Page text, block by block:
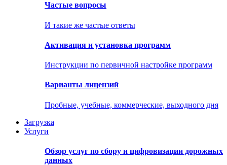
Частые вопросы
И такие же частые ответы
Активация и установка программ
Инструкции по первичной настройке программ
Варианты лицензий
Пробные, учебные, коммерческие, выходного дня
Загрузка
Услуги
Обзор услуг по сбору и цифровизации дорожных
данных